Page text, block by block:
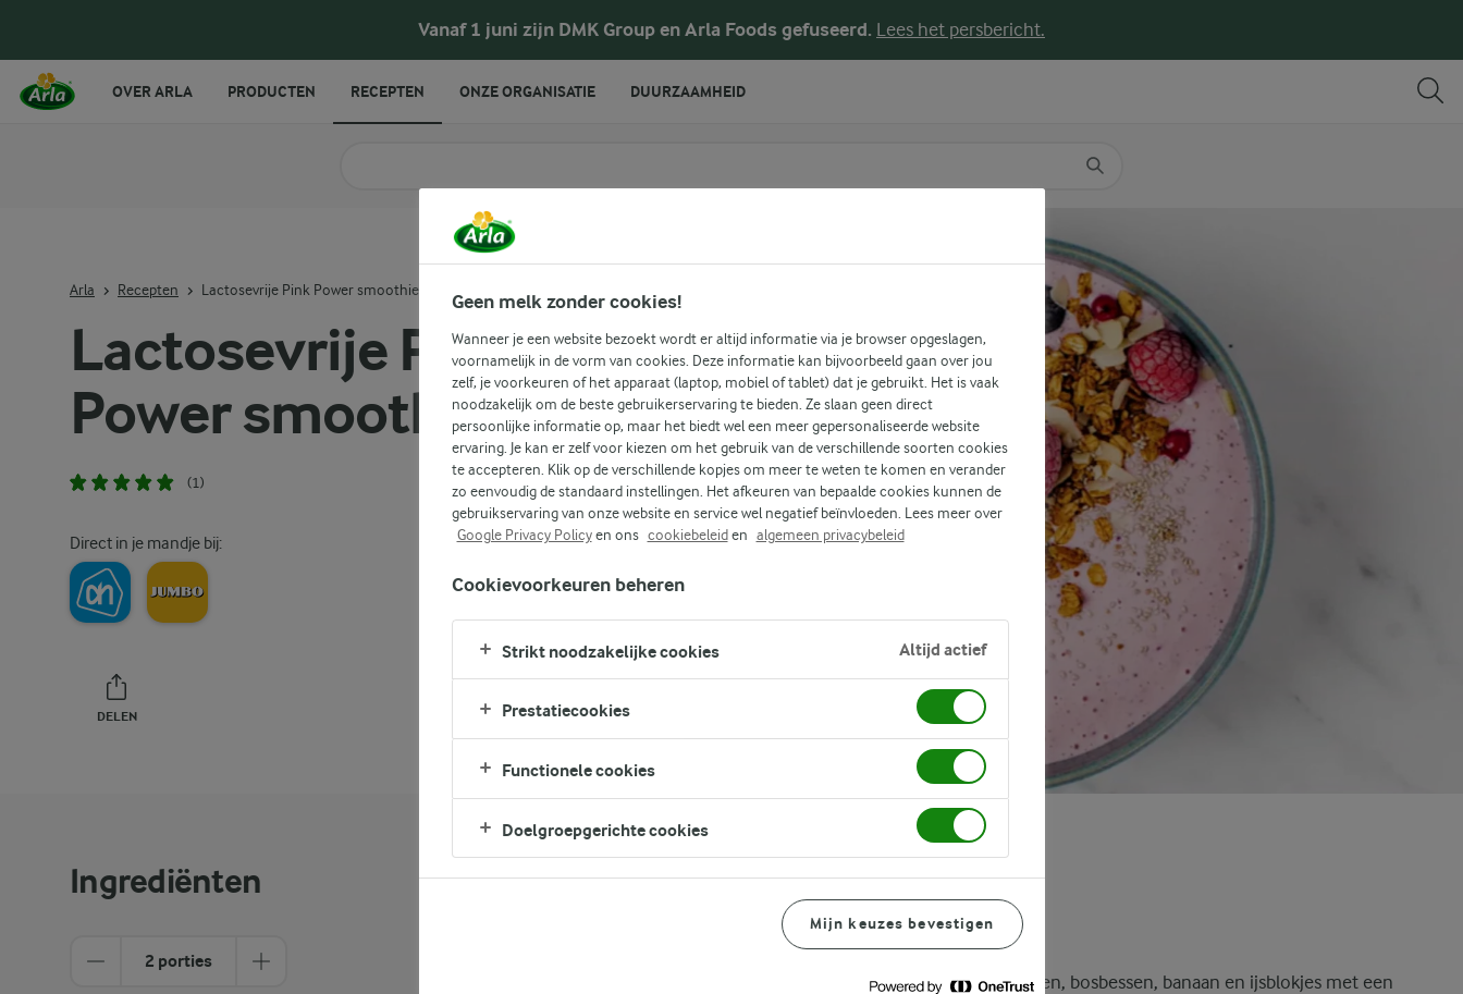
Vanaf 1 juni zijn DMK Group en Arla Foods gefuseerd. Lees het persbericht.
Lactosevrije Pink
Power smoothie
(1)
Direct in je mandje bij:
DELEN PRINT
Arla Recepten Lactosevrije Pink Power smoothie
Ingrediënten
2 porties
Bereidingswijze
Zo maak je het klaar
Stap 1: Meng de melk, aardbeien, frambozen, bosbessen, banaan en ijsblokjes met een
Zoek zoektermen in te voeren
OVER ARLA PRODUCTEN RECEPTEN ONZE ORGANISATIE DUURZAAMHEID
Geen melk zonder cookies!
Wanneer je een website bezoekt wordt er altijd informatie via je browser opgeslagen,
voornamelijk in de vorm van cookies. Deze informatie kan bijvoorbeeld gaan over jou
zelf, je voorkeuren of het apparaat (laptop, mobiel of tablet) dat je gebruikt. Het is vaak
noodzakelijk om de beste gebruikerservaring te bieden. Ze slaan geen direct
persoonlijke informatie op, maar het biedt wel een meer gepersonaliseerde website
ervaring. Je kan er zelf voor kiezen om het gebruik van de verschillende soorten cookies
te accepteren. Klik op de verschillende kopjes om meer te weten te komen en verander
zo eenvoudig de standaard instellingen. Het afkeuren van bepaalde cookies kunnen de
gebruikservaring van onze website en service wel negatief beïnvloeden. Lees meer over
Google Privacy Policyen ons cookiebeleiden algemeen privacybeleid
Cookievoorkeuren beheren
Strikt noodzakelijke cookies Altijd actief
Prestatiecookies
Functionele cookies
Doelgroepgerichte cookies
Mijn keuzes bevestigen